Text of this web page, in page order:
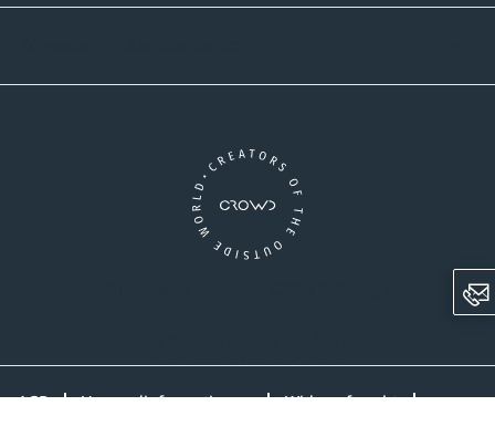
AGB Versandinformationen
Widerrufsrecht